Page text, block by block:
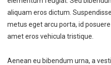
aliquam eros dictum.
metus eget arcu porta, id
amet eros vehicula tristique.
Aenean eu bibendum urna, a